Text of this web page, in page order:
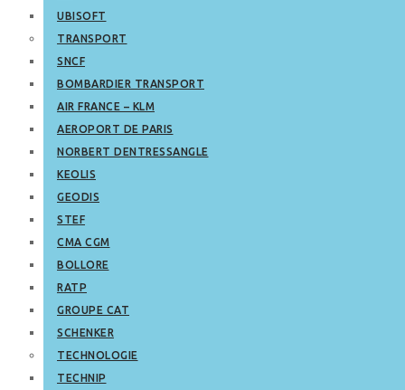
UBISOFT
TRANSPORT
SNCF
BOMBARDIER TRANSPORT
AIR FRANCE – KLM
AEROPORT DE PARIS
NORBERT DENTRESSANGLE
KEOLIS
GEODIS
STEF
CMA CGM
BOLLORE
RATP
GROUPE CAT
SCHENKER
TECHNOLOGIE
TECHNIP